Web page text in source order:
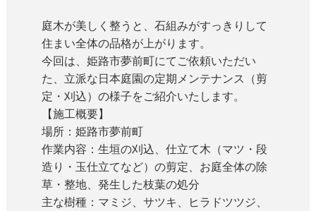
庭木が美しく整うと、石組みがすっきりして
住まい全体の品格が上がります。
今回は、姫路市夢前町にてご依頼いただい
た、立派な日本庭園の定期メンテナンス（剪
定・刈込）の様子をご紹介いたします。
【施工概要】
場所：姫路市夢前町
作業内容 ：生垣の刈込、仕立て木（マツ・段
造り・玉仕立てなど）の剪定、お庭全体の除
草・整地、発生した枝葉の処分
主な樹種：マミジ、サツキ、ヒラドツツジ、